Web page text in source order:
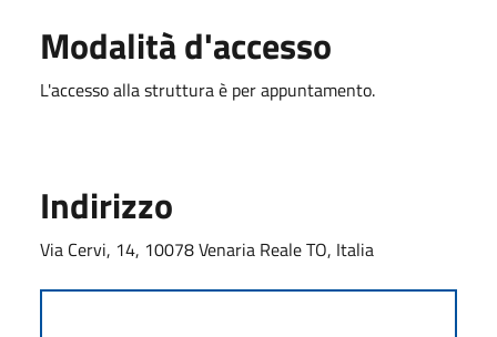
Modalità d'accesso
L'accesso alla struttura è per appuntamento.
Indirizzo
Via Cervi, 14, 10078 Venaria Reale TO, Italia